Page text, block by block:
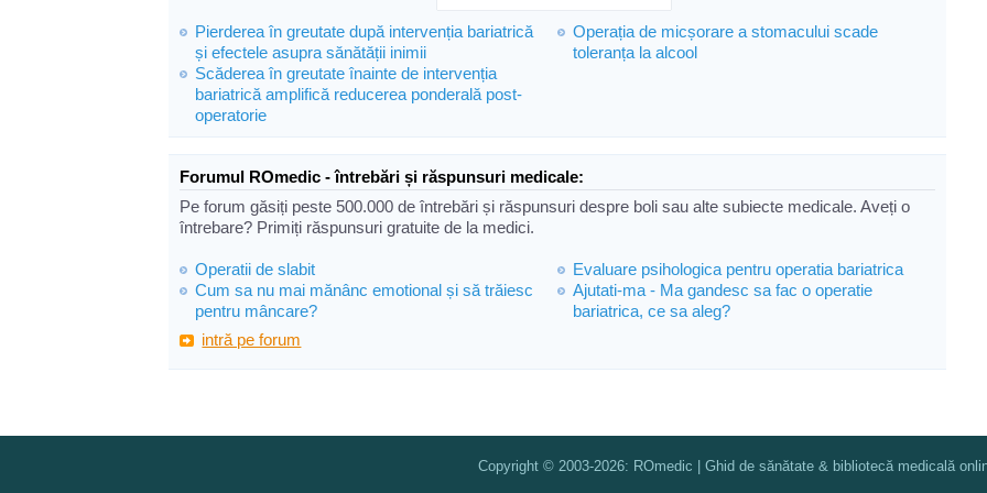
Pierderea în greutate după intervenția bariatrică
și efectele asupra sănătății inimii
Operația de micșorare a stomacului scade
toleranța la alcool
Scăderea în greutate înainte de intervenția
bariatrică amplifică reducerea ponderală post-
operatorie
Forumul ROmedic - întrebări și răspunsuri medicale:
Pe forum găsiți peste 500.000 de întrebări și răspunsuri despre boli sau alte subiecte medicale. Aveți o
întrebare? Primiți răspunsuri gratuite de la medici.
Operatii de slabit
Evaluare psihologica pentru operatia bariatrica
Cum sa nu mai mănânc emotional și să trăiesc
pentru mâncare?
Ajutati-ma - Ma gandesc sa fac o operatie
bariatrica, ce sa aleg?
intră pe forum
Copyright © 2003-2026: ROmedic | Ghid de sănătate & bibliotecă medicală